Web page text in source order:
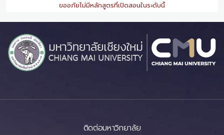
ขออภัยไม่มีหลักสูตรที่เปิดสอนในระดับนี้
ติดต่อมหาวิทยาลัย